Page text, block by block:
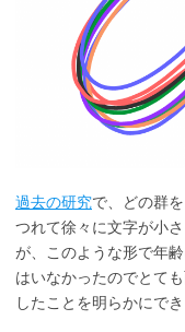
過去の研究で、どの群
つれて徐々に文字が小
が、このような形で年
はいなかったのでとて
したことを明らかにで